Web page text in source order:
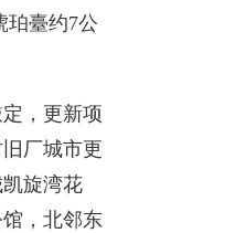
珀臺约7公
，更新项
厂城市更
旋湾花
，北邻东